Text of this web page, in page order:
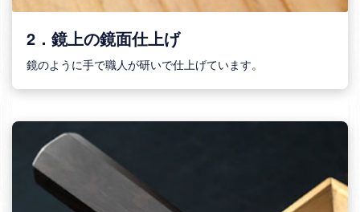
2．鏡上の鏡面仕上げ
鏡のように手で職人が研いで仕上げています。